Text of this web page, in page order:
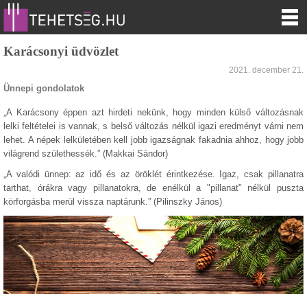
Karácsonyi üdvözlet
2021. december 21.
Ünnepi gondolatok
„A Karácsony éppen azt hirdeti nekünk, hogy minden külső változásnak
lelki feltételei is vannak, s belső változás nélkül igazi eredményt várni nem
lehet. A népek lelkületében kell jobb igazságnak fakadnia ahhoz, hogy jobb
világrend születhessék.” (Makkai Sándor)
„A valódi ünnep: az idő és az öröklét érintkezése. Igaz, csak pillanatra
tarthat, órákra vagy pillanatokra, de enélkül a "pillanat" nélkül puszta
körforgásba merül vissza naptárunk.” (Pilinszky János)